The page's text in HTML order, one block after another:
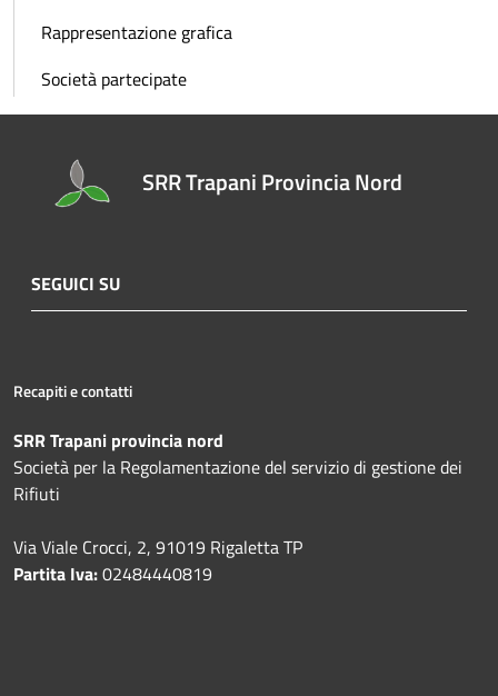
Rappresentazione grafica
Società partecipate
SRR Trapani Provincia Nord
SEGUICI SU
Recapiti e contatti
SRR Trapani provincia nord
Società per la Regolamentazione del servizio di gestione dei
Rifiuti
Via Viale Crocci, 2, 91019 Rigaletta TP
Partita Iva:02484440819